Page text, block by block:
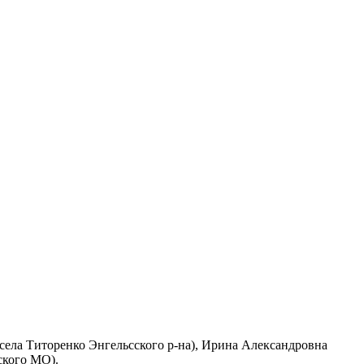
Титоренко Энгельсского р-на), Ирина Александровна
МО).